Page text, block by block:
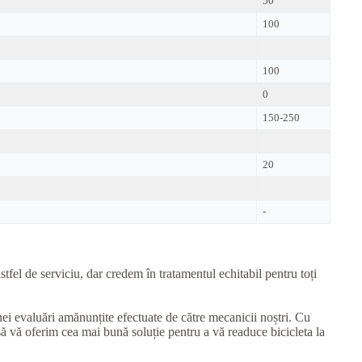
100
100
0
150-250
20
-
de serviciu, dar credem în tratamentul echitabil pentru toți
evaluări amănunțite efectuate de către mecanicii noștri. Cu
vă oferim cea mai bună soluție pentru a vă readuce bicicleta la